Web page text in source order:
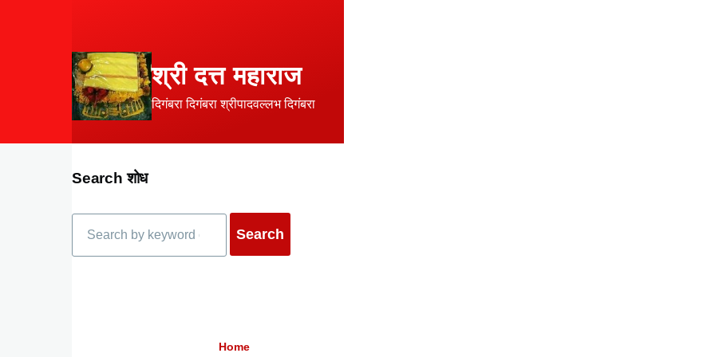
श्री दत्त महाराज
दिगंबरा दिगंबरा श्रीपादवल्लभ दिगंबरा
Search शोध
Breadcrumb
Home